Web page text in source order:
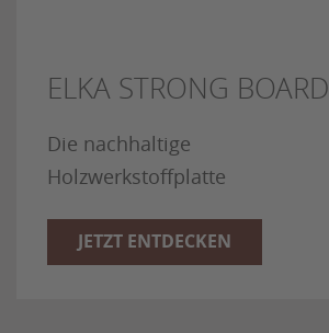
ELKA STRONG BOARD
Die nachhaltige
Holzwerkstoffplatte
JETZT ENTDECKEN